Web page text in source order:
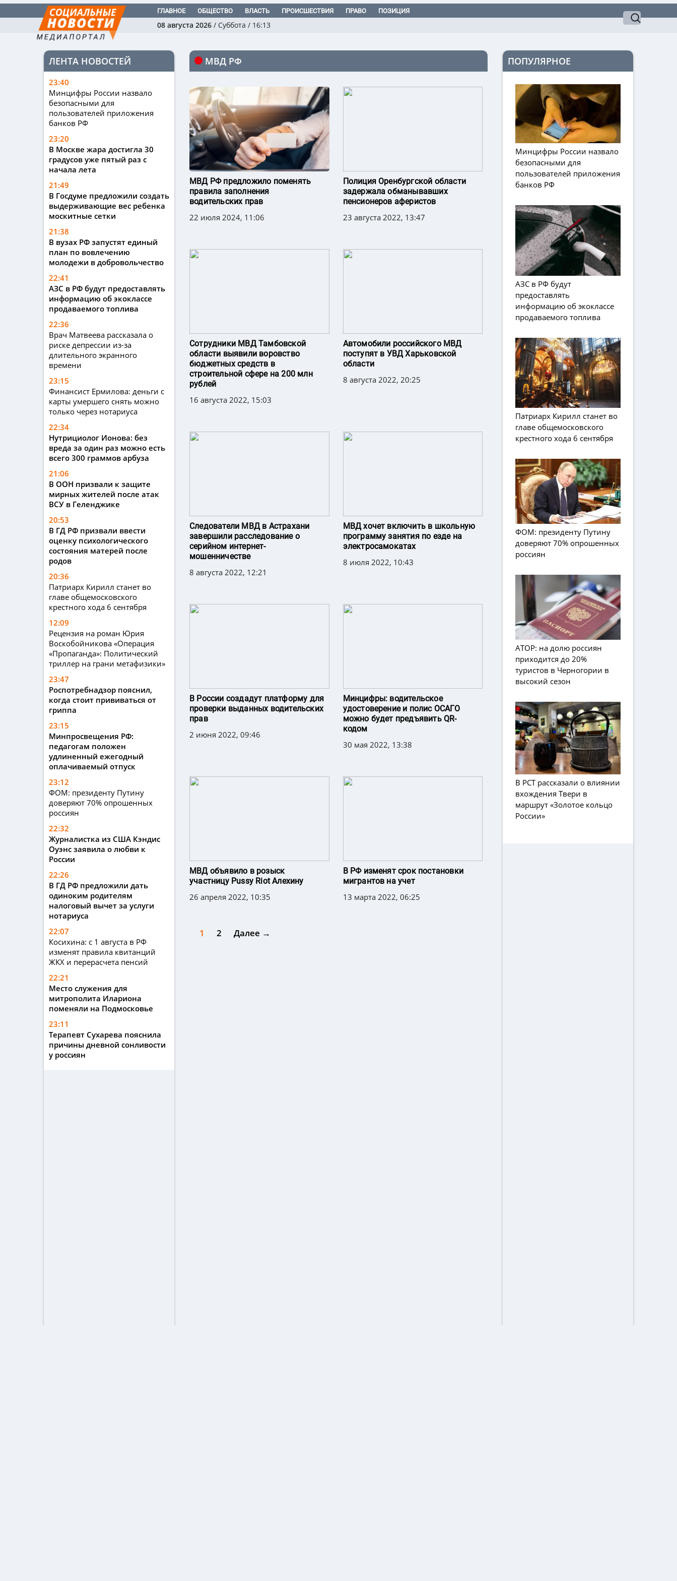
ГЛАВНОЕ ОБЩЕСТВО ВЛАСТЬ ПРОИСШЕСТВИЯ ПРАВО ПОЗИЦИЯ
08 августа 2026 / Суббота / 16:13
ЛЕНТА НОВОСТЕЙ
23:40
Минцифры России назвало
безопасными для
пользователей приложения
банков РФ
23:20
В Москве жара достигла 30
градусов уже пятый раз с
начала лета
21:49
В Госдуме предложили создать
выдерживающие вес ребенка
москитные сетки
21:38
В вузах РФ запустят единый
план по вовлечению
молодежи в добровольчество
22:41
АЗС в РФ будут предоставлять
информацию об экоклассе
продаваемого топлива
22:36
Врач Матвеева рассказала о
риске депрессии из-за
длительного экранного
времени
23:15
Финансист Ермилова: деньги с
карты умершего снять можно
только через нотариуса
22:34
Нутрициолог Ионова: без
вреда за один раз можно есть
всего 300 граммов арбуза
21:06
В ООН призвали к защите
мирных жителей после атак
ВСУ в Геленджике
20:53
В ГД РФ призвали ввести
оценку психологического
состояния матерей после
родов
20:36
Патриарх Кирилл станет во
главе общемосковского
крестного хода 6 сентября
12:09
Рецензия на роман Юрия
Воскобойникова «Операция
«Пропаганда»: Политический
триллер на грани метафизики»
23:47
Роспотребнадзор пояснил,
когда стоит прививаться от
гриппа
23:15
Минпросвещения РФ:
педагогам положен
удлиненный ежегодный
оплачиваемый отпуск
23:12
ФОМ: президенту Путину
доверяют 70% опрошенных
россиян
22:32
Журналистка из США Кэндис
Оуэнс заявила о любви к
России
22:26
В ГД РФ предложили дать
одиноким родителям
налоговый вычет за услуги
нотариуса
22:07
Косихина: с 1 августа в РФ
изменят правила квитанций
ЖКХ и перерасчета пенсий
22:21
Место служения для
митрополита Илариона
поменяли на Подмосковье
23:11
Терапевт Сухарева пояснила
причины дневной сонливости
у россиян
МВД РФ
МВД РФ предложило поменять
правила заполнения
водительских прав
22 июля 2024, 11:06
Полиция Оренбургской области
задержала обманывавших
пенсионеров аферистов
23 августа 2022, 13:47
Сотрудники МВД Тамбовской
области выявили воровство
бюджетных средств в
строительной сфере на 200 млн
рублей
16 августа 2022, 15:03
Автомобили российского МВД
поступят в УВД Харьковской
области
8 августа 2022, 20:25
Следователи МВД в Астрахани
завершили расследование о
серийном интернет-
мошенничестве
8 августа 2022, 12:21
МВД хочет включить в школьную
программу занятия по езде на
электросамокатах
8 июля 2022, 10:43
В России создадут платформу для
проверки выданных водительских
прав
2 июня 2022, 09:46
Минцифры: водительское
удостоверение и полис ОСАГО
можно будет предъявить QR-
кодом
30 мая 2022, 13:38
МВД объявило в розыск
участницу Pussy Riot Алехину
26 апреля 2022, 10:35
В РФ изменят срок постановки
мигрантов на учет
13 марта 2022, 06:25
1 2 Далее →
ПОПУЛЯРНОЕ
Минцифры России назвало
безопасными для
пользователей приложения
банков РФ
АЗС в РФ будут
предоставлять
информацию об экоклассе
продаваемого топлива
Патриарх Кирилл станет во
главе общемосковского
крестного хода 6 сентября
ФОМ: президенту Путину
доверяют 70% опрошенных
россиян
АТОР: на долю россиян
приходится до 20%
туристов в Черногории в
высокий сезон
В РСТ рассказали о влиянии
вхождения Твери в
маршрут «Золотое кольцо
России»